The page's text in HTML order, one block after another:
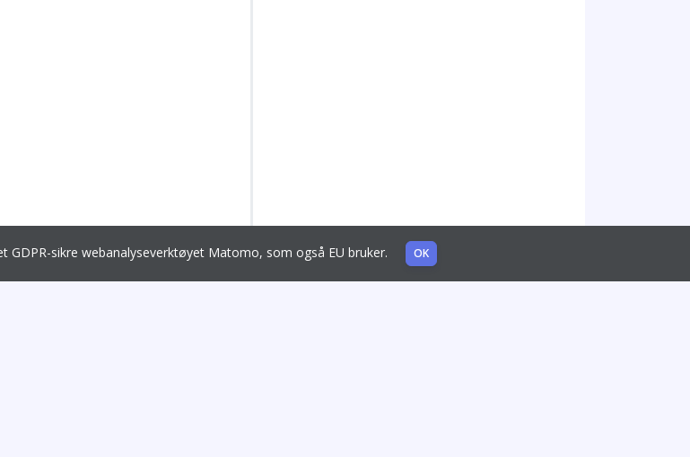
GDPR-sikre webanalyseverktøyet Matomo, som også EU bruker. OK